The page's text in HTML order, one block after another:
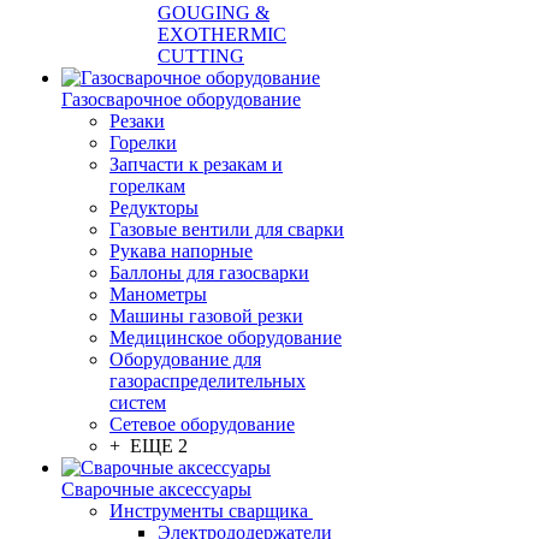
GOUGING &
EXOTHERMIC
CUTTING
Газосварочное оборудование
Резаки
Горелки
Запчасти к резакам и
горелкам
Редукторы
Газовые вентили для сварки
Рукава напорные
Баллоны для газосварки
Манометры
Машины газовой резки
Медицинское оборудование
Оборудование для
газораспределительных
систем
Сетевое оборудование
+ ЕЩЕ 2
Сварочные аксессуары
Инструменты сварщика
Электрододержатели